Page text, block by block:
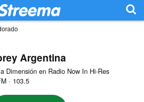
Argentina
Dimensión en Radio Now In Hi-Res
· 103.5